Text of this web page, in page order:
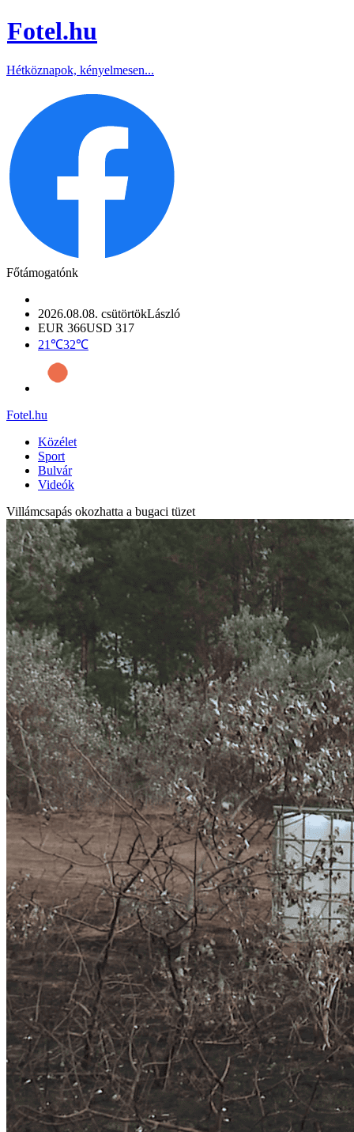
Fotel.hu
Hétköznapok, kényelmesen...
Főtámogatónk
2026.08.08. csütörtökLászló
EUR 366USD 317
21℃32℃
Fotel.hu
Közélet
Sport
Bulvár
Videók
Villámcsapás okozhatta a bugaci tüzet